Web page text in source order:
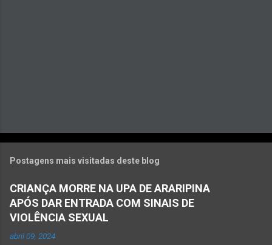
Postagens mais visitadas deste blog
CRIANÇA MORRE NA UPA DE ARARIPINA
APÓS DAR ENTRADA COM SINAIS DE
VIOLÊNCIA SEXUAL
abril 09, 2024